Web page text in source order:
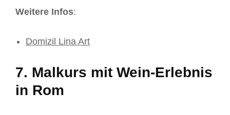
Weitere Infos:
Domizil Lina Art
7. Malkurs mit Wein-Erlebnis
in Rom